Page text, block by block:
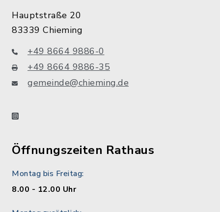
Hauptstraße 20
83339 Chieming
+49 8664 9886-0
+49 8664 9886-35
gemeinde@chieming.de
instagram
Öffnungszeiten Rathaus
Montag bis Freitag:
8.00 - 12.00 Uhr